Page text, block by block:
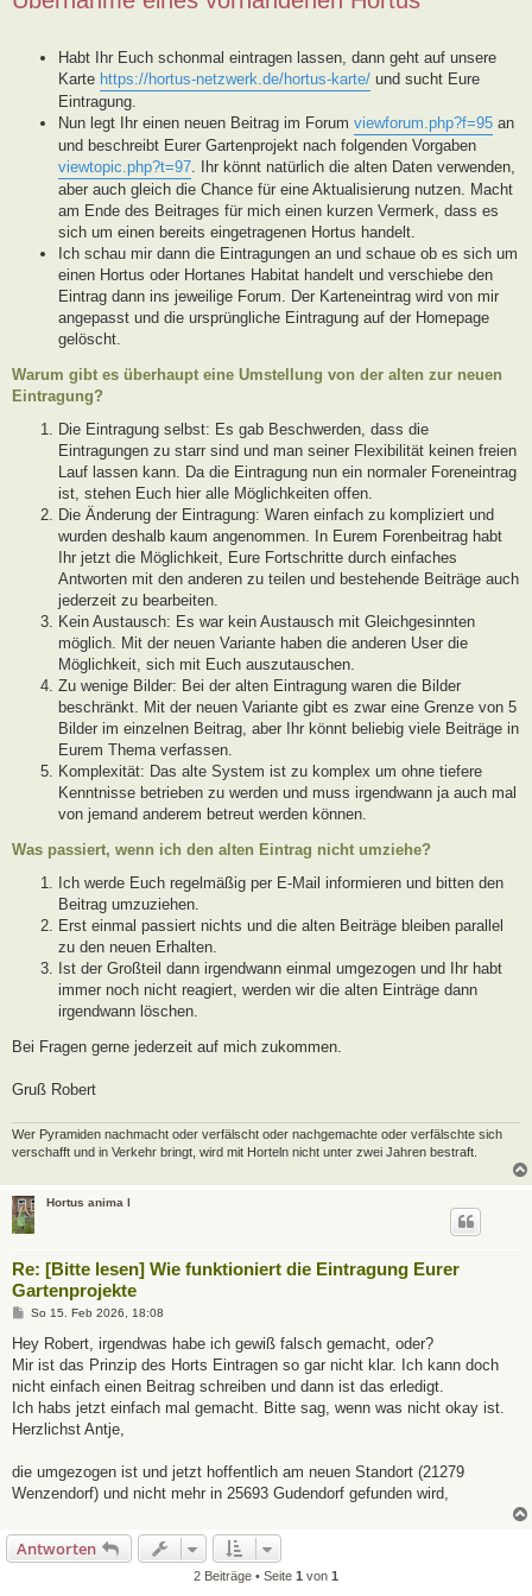
Habt Ihr Euch schonmal eintragen lassen, dann geht auf unsere
Karte https://hortus-netzwerk.de/hortus-karte/ und sucht Eure
Eintragung.
Nun legt Ihr einen neuen Beitrag im Forum viewforum.php?f=95 an
und beschreibt Eurer Gartenprojekt nach folgenden Vorgaben
viewtopic.php?t=97. Ihr könnt natürlich die alten Daten verwenden,
aber auch gleich die Chance für eine Aktualisierung nutzen. Macht
am Ende des Beitrages für mich einen kurzen Vermerk, dass es
sich um einen bereits eingetragenen Hortus handelt.
Ich schau mir dann die Eintragungen an und schaue ob es sich um
einen Hortus oder Hortanes Habitat handelt und verschiebe den
Eintrag dann ins jeweilige Forum. Der Karteneintrag wird von mir
angepasst und die ursprüngliche Eintragung auf der Homepage
gelöscht.
Warum gibt es überhaupt eine Umstellung von der alten zur neuen
Eintragung?
Die Eintragung selbst: Es gab Beschwerden, dass die
Eintragungen zu starr sind und man seiner Flexibilität keinen freien
Lauf lassen kann. Da die Eintragung nun ein normaler Foreneintrag
ist, stehen Euch hier alle Möglichkeiten offen.
Die Änderung der Eintragung: Waren einfach zu kompliziert und
wurden deshalb kaum angenommen. In Eurem Forenbeitrag habt
Ihr jetzt die Möglichkeit, Eure Fortschritte durch einfaches
Antworten mit den anderen zu teilen und bestehende Beiträge auch
jederzeit zu bearbeiten.
Kein Austausch: Es war kein Austausch mit Gleichgesinnten
möglich. Mit der neuen Variante haben die anderen User die
Möglichkeit, sich mit Euch auszutauschen.
Zu wenige Bilder: Bei der alten Eintragung waren die Bilder
beschränkt. Mit der neuen Variante gibt es zwar eine Grenze von 5
Bilder im einzelnen Beitrag, aber Ihr könnt beliebig viele Beiträge in
Eurem Thema verfassen.
Komplexität: Das alte System ist zu komplex um ohne tiefere
Kenntnisse betrieben zu werden und muss irgendwann ja auch mal
von jemand anderem betreut werden können.
Was passiert, wenn ich den alten Eintrag nicht umziehe?
Ich werde Euch regelmäßig per E-Mail informieren und bitten den
Beitrag umzuziehen.
Erst einmal passiert nichts und die alten Beiträge bleiben parallel
zu den neuen Erhalten.
Ist der Großteil dann irgendwann einmal umgezogen und Ihr habt
immer noch nicht reagiert, werden wir die alten Einträge dann
irgendwann löschen.
Bei Fragen gerne jederzeit auf mich zukommen.
Gruß Robert
Wer Pyramiden nachmacht oder verfälscht oder nachgemachte oder verfälschte sich
verschafft und in Verkehr bringt, wird mit Horteln nicht unter zwei Jahren bestraft.
Hortus anima l
Re: [Bitte lesen] Wie funktioniert die Eintragung Eurer
Gartenprojekte
B
i
r
a
So 15. Feb 2026, 18:08
Hey Robert, irgendwas habe ich gewiß falsch gemacht, oder?
Mir ist das Prinzip des Horts Eintragen so gar nicht klar. Ich kann doch
nicht einfach einen Beitrag schreiben und dann ist das erledigt.
Ich habs jetzt einfach mal gemacht. Bitte sag, wenn was nicht okay ist.
Herzlichst Antje,
die umgezogen ist und jetzt hoffentlich am neuen Standort (21279
Wenzendorf) und nicht mehr in 25693 Gudendorf gefunden wird,
Antworten
2 Beiträge • Seite 1 von 1